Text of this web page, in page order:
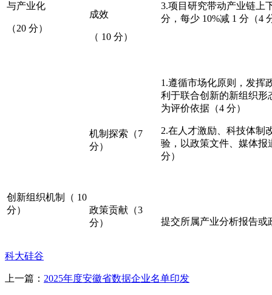
与产业化
（20 分）
成效
（ 10 分）
3.项目研究带动产业链上
分，每少 10%减 1 分（4
创新组织机制（ 10
分）
机制探索（7
分）
1.遵循市场化原则，发挥
利于联合创新的新组织形
为评价依据（4 分）
2.在人才激励、科技体制
验，以政策文件、媒体报
分）
政策贡献（3
分）
提交所属产业分析报告或
科大硅谷
上一篇： 2025年度安徽省数据企业名单印发